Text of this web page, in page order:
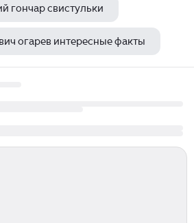
гончар свистульки
огарев интересные факты